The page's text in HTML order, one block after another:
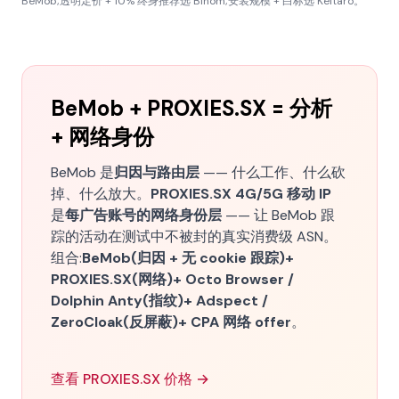
BeMob + PROXIES.SX = 分析
+ 网络身份
BeMob 是归因与路由层 —— 什么工作、什么砍
掉、什么放大。 PROXIES.SX 4G/5G 移动 IP
是每广告账号的网络身份层 —— 让 BeMob 跟
踪的活动在测试中不被封的真实消费级 ASN。
组合:BeMob(归因 + 无 cookie 跟踪)+
PROXIES.SX(网络)+ Octo Browser /
Dolphin Anty(指纹)+ Adspect /
ZeroCloak(反屏蔽)+ CPA 网络 offer。
查看 PROXIES.SX 价格 →